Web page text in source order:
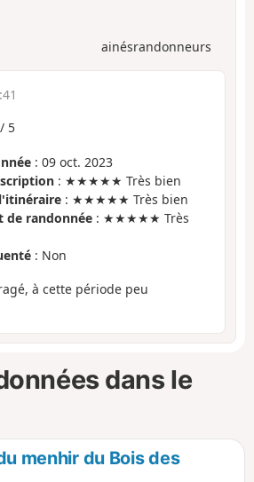
ainésrandonneurs
/ 5
: 09 oct. 2023
: ★★★★★ Très bien
: ★★★★★ Très bien
randonnée : ★★★★★ Très
: Non
à cette période peu
dans le
menhir du Bois des